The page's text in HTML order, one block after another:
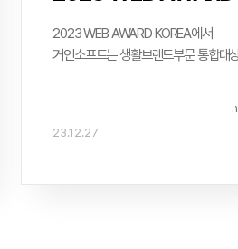
2023 WEB AWARD KOREA에서
거인소프트는 생활브랜드부문 통합대
23.12.27